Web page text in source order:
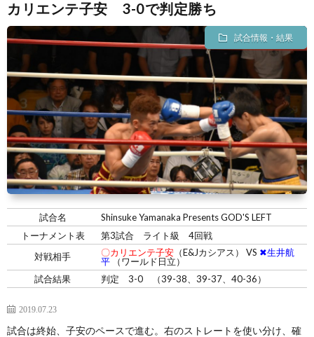
カリエンテ子安 3-0で判定勝ち
試合情報・結果
試合名
Shinsuke Yamanaka Presents GOD'S LEFT
トーナメント表
第3試合 ライト級 4回戦
対戦相手
〇カリエンテ子安（E&Jカシアス） VS ✖生井航
平（ワールド日立）
試合結果
判定 3-0 （39-38、39-37、40-36）
2019.07.23
試合は終始、子安のペースで進む。右のストレートを使い分け、確